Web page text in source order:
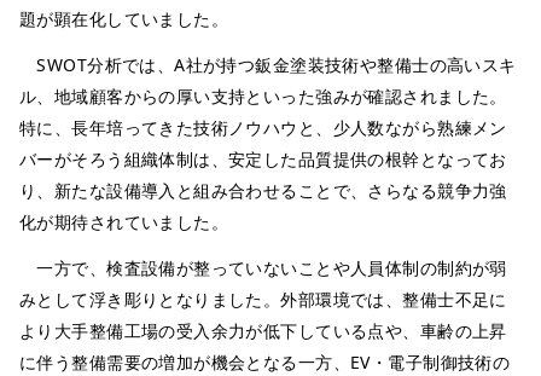
題が顕在化していました。
SWOT分析では、A社が持つ鈑金塗装技術や整備士の高いスキ
ル、地域顧客からの厚い支持といった強みが確認されました。
特に、長年培ってきた技術ノウハウと、少人数ながら熟練メン
バーがそろう組織体制は、安定した品質提供の根幹となってお
り、新たな設備導入と組み合わせることで、さらなる競争力強
化が期待されていました。
一方で、検査設備が整っていないことや人員体制の制約が弱
みとして浮き彫りとなりました。外部環境では、整備士不足に
より大手整備工場の受入余力が低下している点や、車齢の上昇
に伴う整備需要の増加が機会となる一方、EV・電子制御技術の